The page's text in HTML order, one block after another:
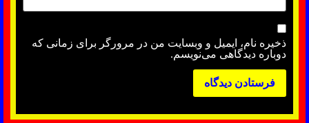
ذخیره نام، ایمیل و وبسایت من در مرورگر برای زمانی که
دوباره دیدگاهی می‌نویسم.